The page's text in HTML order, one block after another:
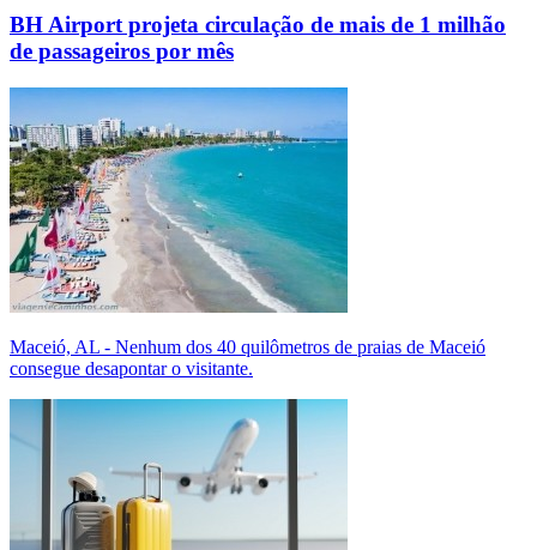
BH Airport projeta circulação de mais de 1 milhão
de passageiros por mês
Maceió, AL - Nenhum dos 40 quilômetros de praias de Maceió
consegue desapontar o visitante.